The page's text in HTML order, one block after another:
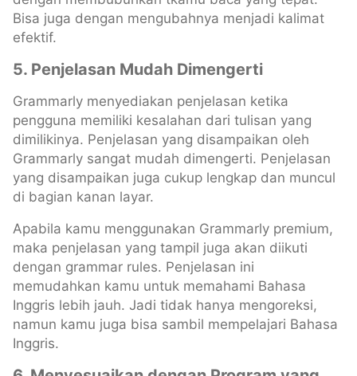
Bisa juga dengan mengubahnya menjadi kalimat
efektif.
5. Penjelasan Mudah Dimengerti
Grammarly menyediakan penjelasan ketika
pengguna memiliki kesalahan dari tulisan yang
dimilikinya. Penjelasan yang disampaikan oleh
Grammarly sangat mudah dimengerti. Penjelasan
yang disampaikan juga cukup lengkap dan muncul
di bagian kanan layar.
Apabila kamu menggunakan Grammarly premium,
maka penjelasan yang tampil juga akan diikuti
dengan grammar rules. Penjelasan ini
memudahkan kamu untuk memahami Bahasa
Inggris lebih jauh. Jadi tidak hanya mengoreksi,
namun kamu juga bisa sambil mempelajari Bahasa
Inggris.